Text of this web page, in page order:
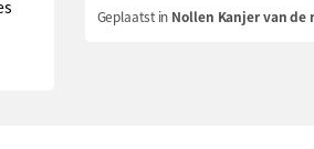
Geplaatst in Nollen Kanjer van de